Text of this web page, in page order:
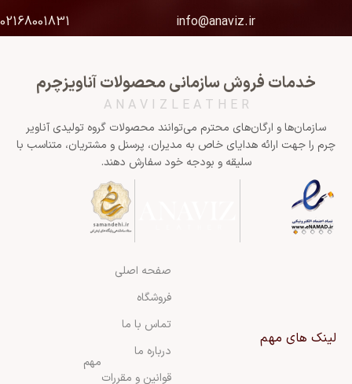
info@anaviz.ir
02168001831
خدمات فروش سازمانی محصولات آناویزچرم
A N A V I Z L E A T H E R
سازمان‌ها و ارگان‌های محترم می‌توانند محصولات گروه تولیدی آناویر
چرم را جهت ارائه هدایای خاص به مدیران، پرسنل و مشتریان، متناسب با
سلیقه و بودجه خود سفارش دهند.
لینک های مهم
صفحه اصلی
فروشگاه
تماس با ما
درباره ما
قوانین و مقررات
مهم